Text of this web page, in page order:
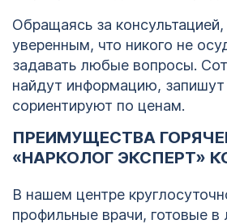
Обращаясь за
уверенным, что никого не
задавать любые вопросы.
найдут информацию, запишут
сориентируют по ценам.
ПРЕИМУЩЕСТВА
«НАРКОЛОГ ЭКСПЕРТ»
В нашем центре
профильные врачи, готовые